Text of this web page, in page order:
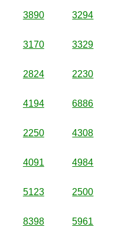
3890 3294
3170 3329
2824 2230
4194 6886
2250 4308
4091 4984
5123 2500
8398 5961